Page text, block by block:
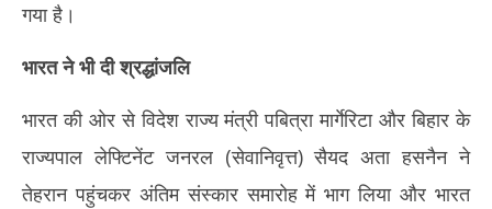
गया है।
भारत ने भी दी श्रद्धांजलि
भारत की ओर से विदेश राज्य मंत्री पबित्रा मार्गेरिटा और बिहार के
राज्यपाल लेफ्टिनेंट जनरल (सेवानिवृत्त) सैयद अता हसनैन ने
तेहरान पहुंचकर अंतिम संस्कार समारोह में भाग लिया और भारत